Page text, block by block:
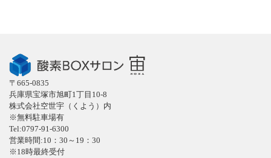
〒665-0835
兵庫県宝塚市旭町1丁目10-8
株式会社空世宇（くよう）内
※無料駐車場有
Tel:0797-91-6300
営業時間:10：30～19：30
※18時最終受付